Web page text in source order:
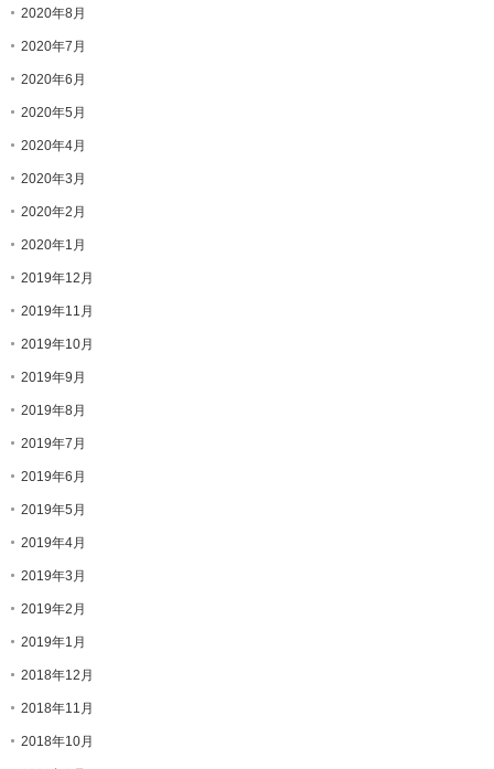
2020年8月
2020年7月
2020年6月
2020年5月
2020年4月
2020年3月
2020年2月
2020年1月
2019年12月
2019年11月
2019年10月
2019年9月
2019年8月
2019年7月
2019年6月
2019年5月
2019年4月
2019年3月
2019年2月
2019年1月
2018年12月
2018年11月
2018年10月